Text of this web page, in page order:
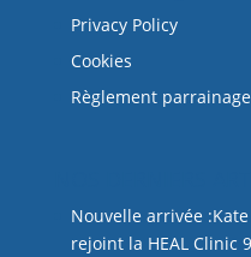
Privacy Policy
Cookies
Règlement
Nouvelle arrivée
rejoint la HEAL Clinic